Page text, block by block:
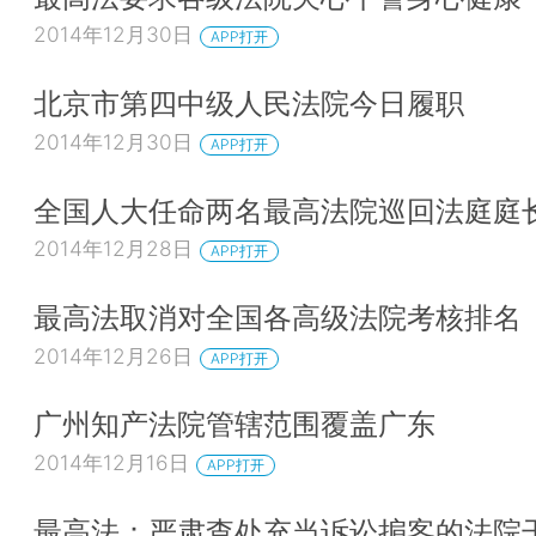
2014年12月30日 APP打开
北京市第四中级人民法院今日履职
2014年12月30日 APP打开
全国人大任命两名最高法院巡回法庭庭
2014年12月28日 APP打开
最高法取消对全国各高级法院考核排名
2014年12月26日 APP打开
广州知产法院管辖范围覆盖广东
2014年12月16日 APP打开